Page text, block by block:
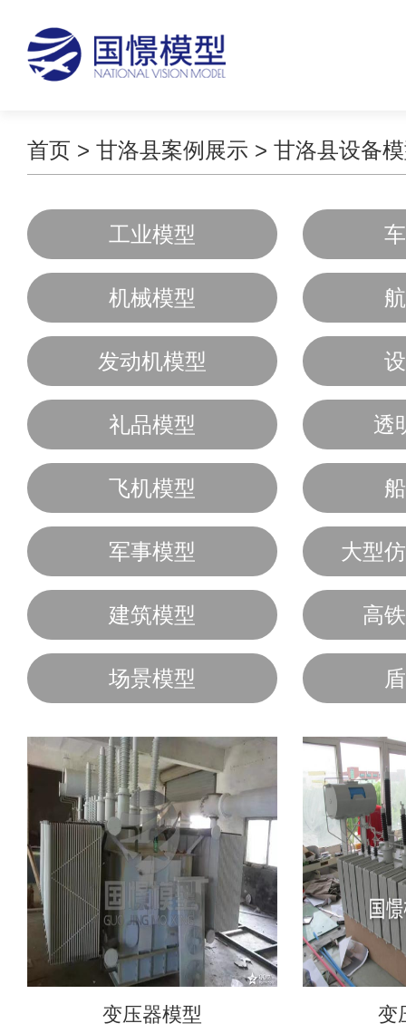
首页 > 甘洛县案例展示 > 甘洛县设备
工业模型
机械模型
发动机模型
礼品模型 透
飞机模型
军事模型 大型
建筑模型 高
场景模型
变压器模型 变